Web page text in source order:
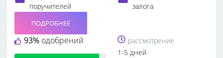
поручителей
залога
93% одобрений
ПОДРОБНЕЕ
рассмотрение
1-5 дней